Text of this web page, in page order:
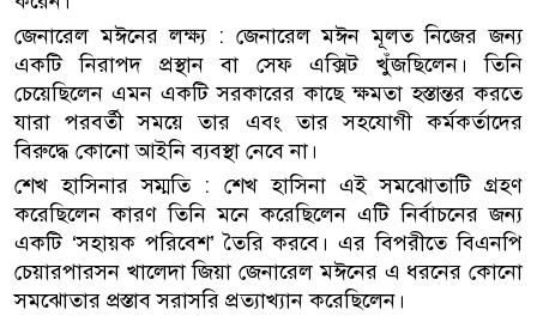
জেনারেল মঈনের লক্ষ্য : জেনারেল মঈন মূলত নিজের জন্য
একটি নিরাপদ প্রস্থান বা সেফ এক্সিট খুঁজছিলেন। তিনি
চেয়েছিলেন এমন একটি সরকারের কাছে ক্ষমতা হস্তান্তর করতে
যারা পরবর্তী সময়ে তার এবং তার সহযোগী কর্মকর্তাদের
বিরুদ্ধে কোনো আইনি ব্যবস্থা নেবে না।
শেখ হাসিনার সম্মতি : শেখ হাসিনা এই সমঝোতাটি গ্রহণ
করেছিলেন কারণ তিনি মনে করেছিলেন এটি নির্বাচনের জন্য
একটি ‘সহায়ক পরিবেশ’ তৈরি করবে। এর বিপরীতে বিএনপি
চেয়ারপারসন খালেদা জিয়া জেনারেল মঈনের এ ধরনের কোনো
সমঝোতার প্রস্তাব সরাসরি প্রত্যাখ্যান করেছিলেন।